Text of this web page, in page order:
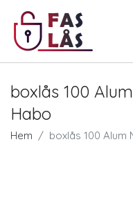
boxlås 100
Habo
Hem boxlås 100 Alum